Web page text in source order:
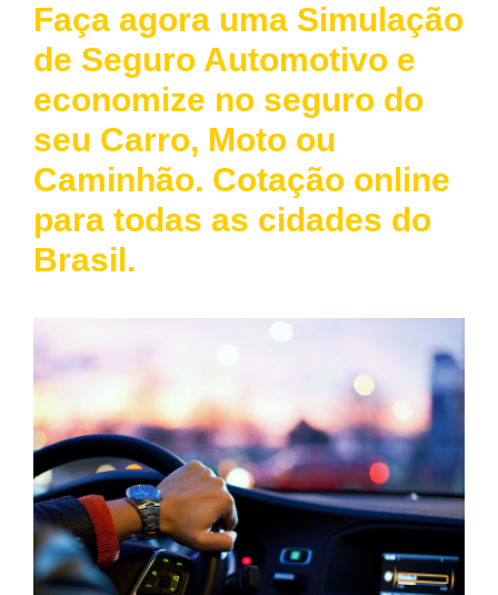
Faça agora uma Simulação
de Seguro Automotivo e
economize no seguro do
seu Carro, Moto ou
Caminhão. Cotação online
para todas as cidades do
Brasil.